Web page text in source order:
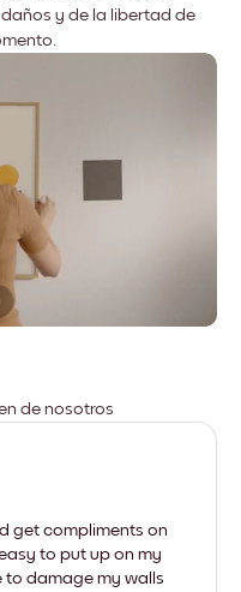
y de la libertad de
de nosotros
get compliments on
to put up on my
to damage my walls